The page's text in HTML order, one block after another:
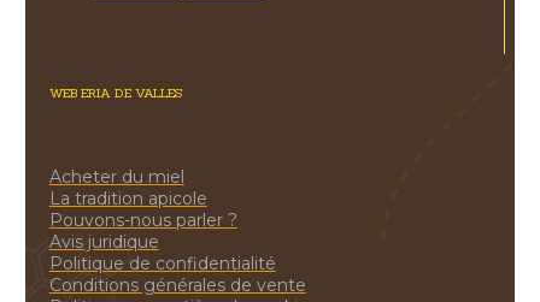
WEB ERIA DE VALLES
Acheter du miel
La tradition apicole
Pouvons-nous parler ?
Avis juridique
Politique de confidentialité
Conditions générales de vente